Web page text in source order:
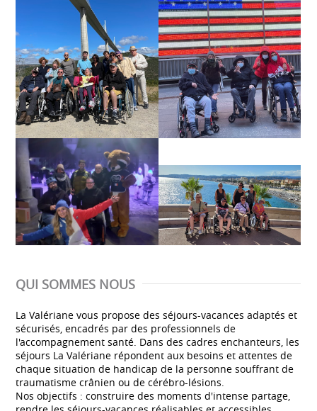
QUI SOMMES NOUS
La Valériane vous propose des séjours-vacances adaptés et
sécurisés, encadrés par des professionnels de
l'accompagnement santé. Dans des cadres enchanteurs, les
séjours La Valériane répondent aux besoins et attentes de
chaque situation de handicap de la personne souffrant de
traumatisme crânien ou de cérébro-lésions.
Nos objectifs : construire des moments d'intense partage,